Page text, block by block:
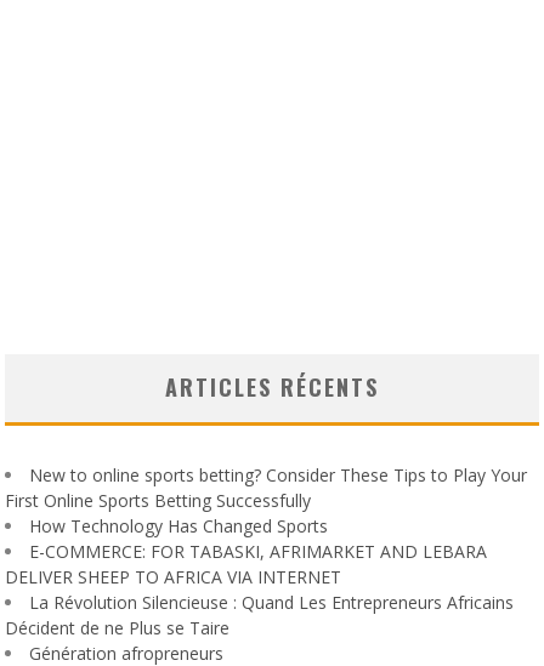
ARTICLES RÉCENTS
New to online sports betting? Consider These Tips to Play Your
First Online Sports Betting Successfully
How Technology Has Changed Sports
E-COMMERCE: FOR TABASKI, AFRIMARKET AND LEBARA
DELIVER SHEEP TO AFRICA VIA INTERNET
La Révolution Silencieuse : Quand Les Entrepreneurs Africains
Décident de ne Plus se Taire
Génération afropreneurs